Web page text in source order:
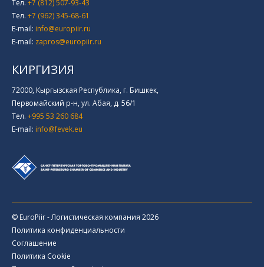
Тел. +7 (812) 507-93-43
Тел. +7 (962) 345-68-61
E-mail: info@europiir.ru
E-mail: zapros@europiir.ru
КИРГИЗИЯ
72000, Кыргызская Республика, г. Бишкек,
Первомайский р-н, ул. Абая, д. 56/1
Тел. +995 53 260 684
E-mail: info@fevek.eu
© EuroPiir - Логистическая компания 2026
Политика конфиденциальности
Соглашение
Политика Cookie